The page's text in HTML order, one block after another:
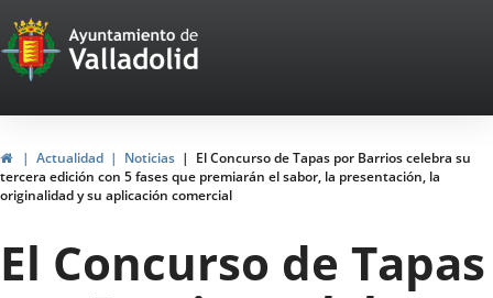
Portal
Web
del
Ayuntamiento
de
Valladolid
HomeActualidad Noticias
El Concurso de Tapas por Barrios celebra su
tercera edición con 5 fases que premiarán el sabor, la presentación, la
originalidad y su aplicación comercial
El Concurso de Tapas